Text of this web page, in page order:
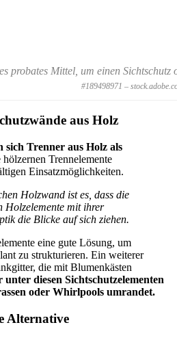
probates Mittel, um einen
#189498971 –
aus Holz
sich Trenner aus Holz als
hölzernen Trennelemente
Einsatzmöglichkeiten.
Holzwand ist es, dass die
Holzelemente mit ihrer
die Blicke auf sich ziehen.
eine gute Lösung, um
zu strukturieren. Ein weiterer
die mit Blumenkästen
diesen Sichtschutzelementen
oder Whirlpools umrandet.
Alternative